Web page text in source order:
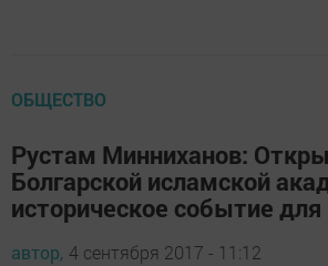
ОБЩЕСТВО
Рустам Минниханов:
Болгарской исламской
историческое событие для
автор, 4 сентября 2017 - 11:12